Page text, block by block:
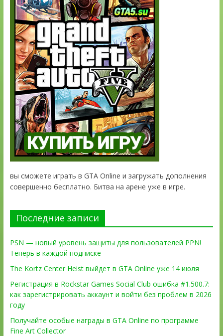
вы сможете играть в GTA Online и загружать дополнения
совершенно бесплатно. Битва на арене уже в игре.
Последние записи
PSN — новый уровень защиты для пользователей PPN!
Теперь в каждой подписке
The Kortz Center Heist выйдет в GTA Online уже 14 июля
Регистрация в Rockstar Games Social Club ошибка #1.500.7:
как зарегистрировать аккаунт и войти без проблем в 2026
году
Получайте особые награды в GTA Online по программе
Fine Art Collector